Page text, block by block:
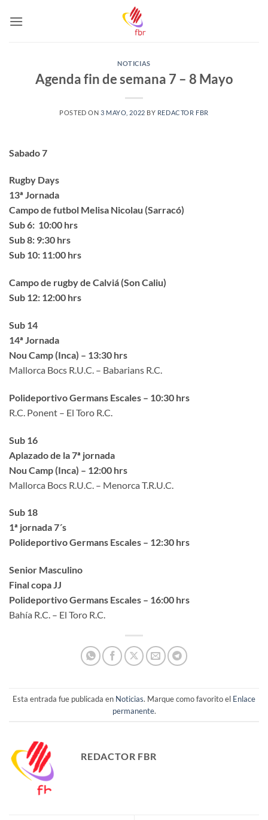
NOTICIAS
Agenda fin de semana 7 – 8 Mayo
POSTED ON 3 MAYO, 2022 BY REDACTOR FBR
Sabado 7
Rugby Days
13ª Jornada
Campo de futbol Melisa Nicolau (Sarracó)
Sub 6: 10:00 hrs
Sub 8: 9:30 hrs
Sub 10: 11:00 hrs
Campo de rugby de Calviá (Son Caliu)
Sub 12: 12:00 hrs
Sub 14
14ª Jornada
Nou Camp (Inca) – 13:30 hrs
Mallorca Bocs R.U.C. – Babarians R.C.
Polideportivo Germans Escales – 10:30 hrs
R.C. Ponent – El Toro R.C.
Sub 16
Aplazado de la 7ª jornada
Nou Camp (Inca) – 12:00 hrs
Mallorca Bocs R.U.C. – Menorca T.R.U.C.
Sub 18
1ª jornada 7´s
Polideportivo Germans Escales – 12:30 hrs
Senior Masculino
Final copa JJ
Polideportivo Germans Escales – 16:00 hrs
Bahía R.C. – El Toro R.C.
Esta entrada fue publicada en Noticias. Marque como favorito el Enlace
permanente.
REDACTOR FBR